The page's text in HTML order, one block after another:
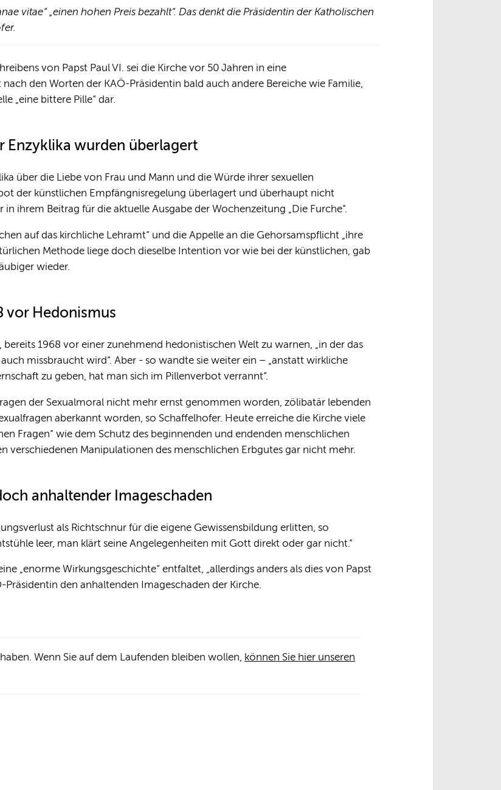
vitae“ „einen hohen Preis bezahlt“. Das denkt die Präsidentin der Katholischen
von Papst Paul VI. sei die Kirche vor 50 Jahren in eine
den Worten der KAÖ-Präsidentin bald auch andere Bereiche wie Familie,
„eine bittere Pille“ dar.
Enzyklika wurden überlagert
über die Liebe von Frau und Mann und die Würde ihrer sexuellen
der künstlichen Empfängnisregelung überlagert und überhaupt nicht
ihrem Beitrag für die aktuelle Ausgabe der Wochenzeitung „Die Furche“.
auf das kirchliche Lehramt“ und die Appelle an die Gehorsamspflicht „ihre
Methode liege doch dieselbe Intention vor wie bei der künstlichen, gab
wieder.
vor Hedonismus
1968 vor einer zunehmend hedonistischen Welt zu warnen, „in der das
missbraucht wird“. Aber - so wandte sie weiter ein – „anstatt wirkliche
zu geben, hat man sich im Pillenverbot verrannt“.
der Sexualmoral nicht mehr ernst genommen worden, zölibatär lebenden
aberkannt worden, so Schaffelhofer. Heute erreiche die Kirche viele
Fragen“ wie dem Schutz des beginnenden und endenden menschlichen
verschiedenen Manipulationen des menschlichen Erbgutes gar nicht mehr.
anhaltender Imageschaden
als Richtschnur für die eigene Gewissensbildung erlitten, so
leer, man klärt seine Angelegenheiten mit Gott direkt oder gar nicht.“
„enorme Wirkungsgeschichte“ entfaltet, „allerdings anders als dies von Papst
Präsidentin den anhaltenden Imageschaden der Kirche.
Wenn Sie auf dem Laufenden bleiben wollen, können Sie hier unseren